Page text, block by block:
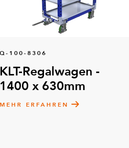
Q-100-8306
KLT-Regalwagen -
1400 x 630mm
MEHR ERFAHREN